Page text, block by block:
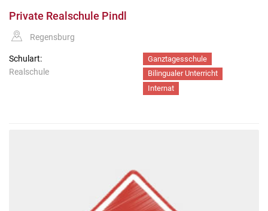
Private Realschule Pindl
Regensburg
Schulart:
Realschule
Ganztagesschule
Bilingualer Unterricht
Internat